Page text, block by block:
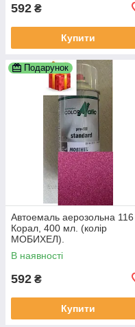
592 ₴
Купити
Подарунок
Автоемаль аерозольна 116
Корал, 400 мл. (колір
МОБИХЕЛ).
В наявності
592 ₴
Купити